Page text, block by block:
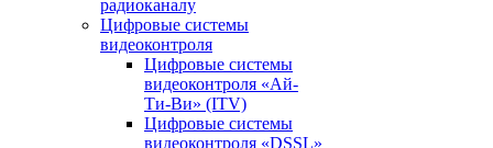
радиоканалу
Цифровые системы
видеоконтроля
Цифровые системы
видеоконтроля «Ай-
Ти-Ви» (ITV)
Цифровые системы
видеоконтроля «DSSL»